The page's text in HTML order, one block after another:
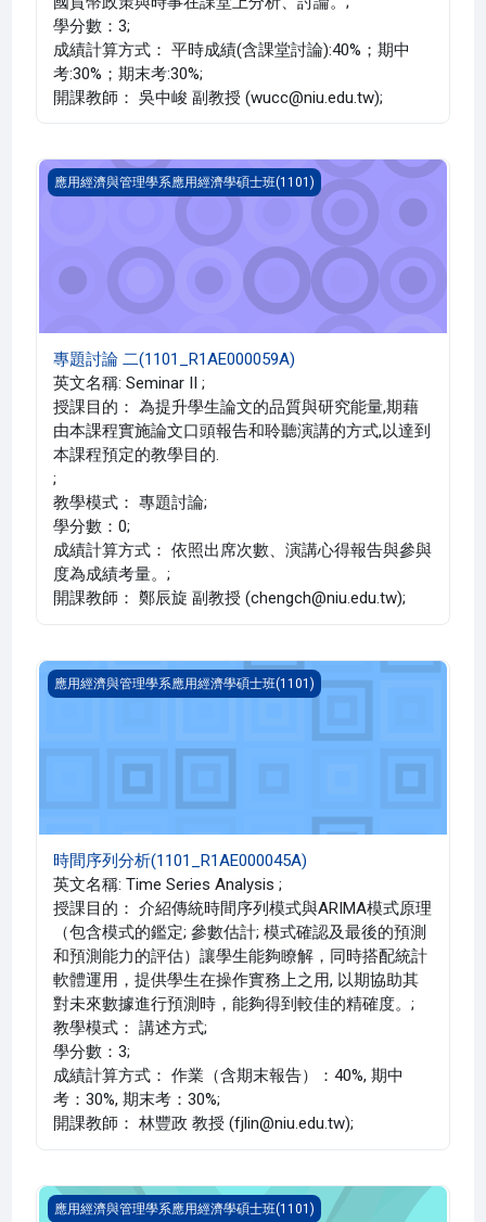
學分數：3;
成績計算方式： 平時成績(含課堂討論):40%；期中
考:30%；期末考:30%;
開課教師： 吳中峻 副教授 (wucc@niu.edu.tw);
專題討論 二(1101_R1AE000059A)
應用經濟與管理學系應用經濟學碩士班(1101)
專題討論 二(1101_R1AE000059A)
英文名稱: Seminar II ;
授課目的： 為提升學生論文的品質與研究能量,期藉
由本課程實施論文口頭報告和聆聽演講的方式,以達到
本課程預定的教學目的.
;
教學模式： 專題討論;
學分數：0;
成績計算方式： 依照出席次數、演講心得報告與參與
度為成績考量。;
開課教師： 鄭辰旋 副教授 (chengch@niu.edu.tw);
時間序列分析(1101_R1AE000045A)
應用經濟與管理學系應用經濟學碩士班(1101)
時間序列分析(1101_R1AE000045A)
英文名稱: Time Series Analysis ;
授課目的： 介紹傳統時間序列模式與ARIMA模式原理
（包含模式的鑑定; 參數估計; 模式確認及最後的預測
和預測能力的評估）讓學生能夠瞭解，同時搭配統計
軟體運用，提供學生在操作實務上之用, 以期協助其
對未來數據進行預測時，能夠得到較佳的精確度。;
教學模式： 講述方式;
學分數：3;
成績計算方式： 作業（含期末報告）：40%, 期中
考：30%, 期末考：30%;
開課教師： 林豐政 教授 (fjlin@niu.edu.tw);
計量經濟學(1101_R1AE000041A)
應用經濟與管理學系應用經濟學碩士班(1101)